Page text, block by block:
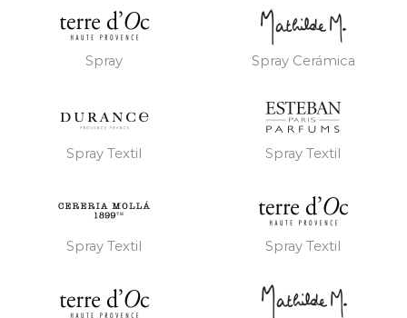
Spray Spray Cerámica
Spray Textil Spray Textil
Spray Textil Spray Textil